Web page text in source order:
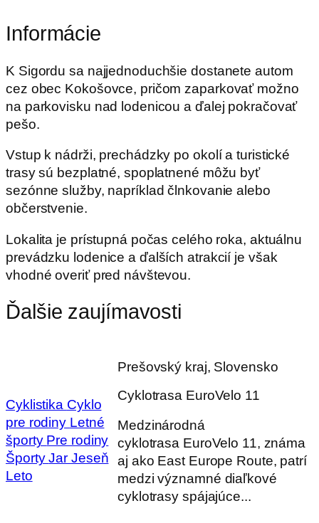
Informácie
K Sigordu sa najjednoduchšie dostanete autom
cez obec Kokošovce, pričom zaparkovať možno
na parkovisku nad lodenicou a ďalej pokračovať
pešo.
Vstup k nádrži, prechádzky po okolí a turistické
trasy sú bezplatné, spoplatnené môžu byť
sezónne služby, napríklad člnkovanie alebo
občerstvenie.
Lokalita je prístupná počas celého roka, aktuálnu
prevádzku lodenice a ďalších atrakcií je však
vhodné overiť pred návštevou.
Ďalšie zaujímavosti
Cyklistika Cyklo
pre rodiny Letné
športy Pre rodiny
ŠportyJar Jeseň
Leto
Prešovský kraj, Slovensko
Cyklotrasa EuroVelo 11
Medzinárodná
cyklotrasa EuroVelo 11, známa
aj ako East Europe Route, patrí
medzi významné diaľkové
cyklotrasy spájajúce...